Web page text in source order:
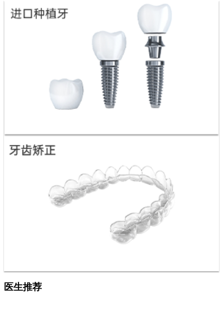
医生推荐